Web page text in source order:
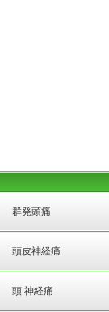
群発頭痛
頭皮神経痛
頭 神経痛